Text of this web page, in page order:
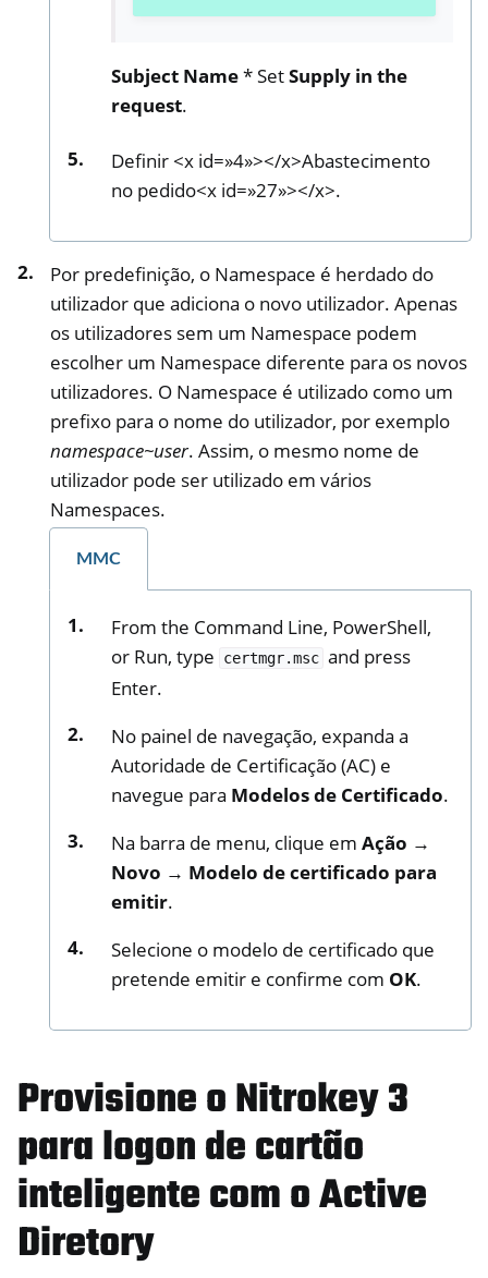
Subject Name* SetSupply in the
request.
Definir <x id=»4»></x>Abastecimento
no pedido<x id=»27»></x>.
Por predefinição, o Namespace é herdado do
utilizador que adiciona o novo utilizador. Apenas
os utilizadores sem um Namespace podem
escolher um Namespace diferente para os novos
utilizadores. O Namespace é utilizado como um
prefixo para o nome do utilizador, por exemplo
namespace~user. Assim, o mesmo nome de
utilizador pode ser utilizado em vários
Namespaces.
MMC
From the Command Line, PowerShell,
or Run, type
certmgr.msc and press
Enter.
No painel de navegação, expanda a
Autoridade de Certificação (AC) e
navegue para Modelos de Certificado.
Na barra de menu, clique em Ação →
Novo → Modelo de certificado para
emitir.
Selecione o modelo de certificado que
pretende emitir e confirme com OK.
Provisione o Nitrokey 3
para logon de cartão
inteligente com o Active
Diretory